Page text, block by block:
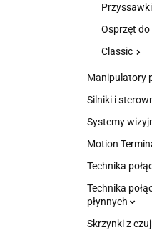
Przyssawki
Osprzęt
Classic
Manipulatory
Silniki i
Systemy
Motion
Technika
Technika
płynnych
Skrzynki z